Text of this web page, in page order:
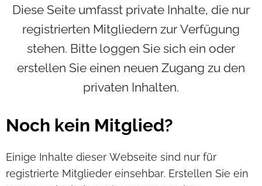
Diese Seite umfasst private Inhalte, die nur
registrierten Mitgliedern zur Verfügung
stehen. Bitte loggen Sie sich ein oder
erstellen Sie einen neuen Zugang zu den
privaten Inhalten.
Noch kein Mitglied?
Einige Inhalte dieser Webseite sind nur für
registrierte Mitglieder einsehbar. Erstellen Sie ein